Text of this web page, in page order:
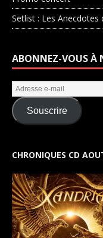
Setlist : Les Anecdotes
ABONNEZ-VOUS À
Souscrire
CHRONIQUES CD